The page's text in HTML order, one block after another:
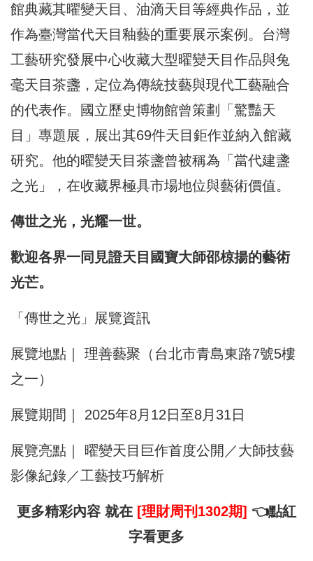
館典藏其曜變天目、油滴天目等經典作品，並
作為臺灣當代天目釉藝的重要展示案例。台灣
工藝研究發展中心收藏大型曜變天目作品與兔
毫天目茶盞，定位為傳統技藝與現代工藝融合
的代表作。國立歷史博物館曾策劃「驚豔天
目」專題展，展出其69件天目鉅作並納入館藏
研究。他的曜變天目茶盞曾被稱為「當代建盞
之光」，在收藏界極具市場地位與藝術價值。
傳世之光，光耀一世。
歡迎各界一同見證天目國寶大師邵椋揚的藝術
光芒。
「傳世之光」展覽資訊
展覽地點｜ 理善藝聚（台北市青島東路7號5樓
之一）
展覽期間｜ 2025年8月12日至8月31日
展覽亮點｜ 曜變天目巨作首度公開／大師技藝
影像紀錄／工藝技巧解析
更多精彩內容 就在 [理財周刊1302期] 👈點紅
字看更多